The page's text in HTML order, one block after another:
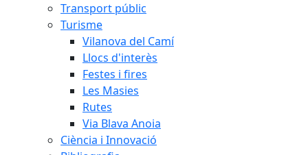
Transport públic
Turisme
Vilanova del Camí
Llocs d'interès
Festes i fires
Les Masies
Rutes
Via Blava Anoia
Ciència i Innovació